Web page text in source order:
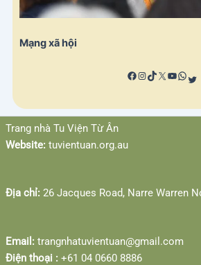
Mạng xã hội
Trang nhà Tu Viện Từ Ân
Website: tuvientuan.org.au
Địa chỉ: 26 Jacques Road, Narre Warren
Email: trangnhatuvientuan@gmail.com
Điện thoại : ‎+61 04 0660 8886